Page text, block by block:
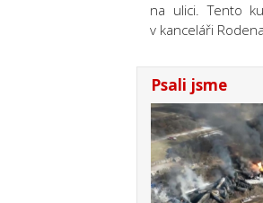
na ulici. Tento
v kanceláři
Psali jsme